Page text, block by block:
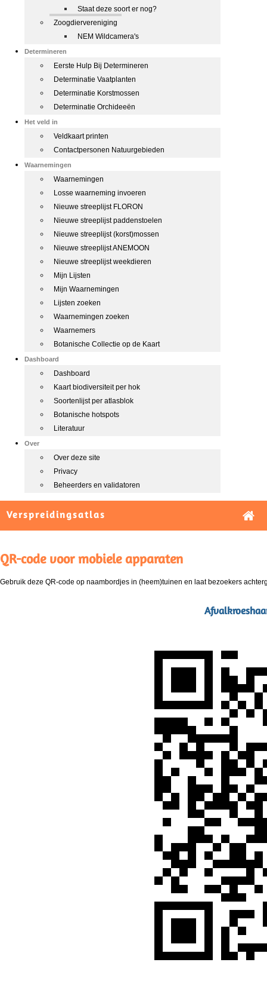
Staat deze soort er nog?
Zoogdiervereniging
NEM Wildcamera's
Determineren
Eerste Hulp Bij Determineren
Determinatie Vaatplanten
Determinatie Korstmossen
Determinatie Orchideeën
Het veld in
Veldkaart printen
Contactpersonen Natuurgebieden
Waarnemingen
Waarnemingen
Losse waarneming invoeren
Nieuwe streeplijst FLORON
Nieuwe streeplijst paddenstoelen
Nieuwe streeplijst (korst)mossen
Nieuwe streeplijst ANEMOON
Nieuwe streeplijst weekdieren
Mijn Lijsten
Mijn Waarnemingen
Lijsten zoeken
Waarnemingen zoeken
Waarnemers
Botanische Collectie op de Kaart
Dashboard
Dashboard
Kaart biodiversiteit per hok
Soortenlijst per atlasblok
Botanische hotspots
Literatuur
Over
Over deze site
Privacy
Beheerders en validatoren
Verspreidingsatlas
QR-code voor mobiele apparaten
Gebruik deze QR-code op naambordjes in (heem)tuinen en laat bezoekers